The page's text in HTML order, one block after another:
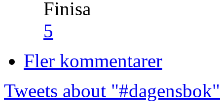
Finisa
5
Fler kommentarer
Tweets about "#dagensbok"